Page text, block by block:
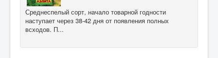
Среднеспелый сорт, начало товарной годности
наступает через 38-42 дня от появления полных
всходов. П...